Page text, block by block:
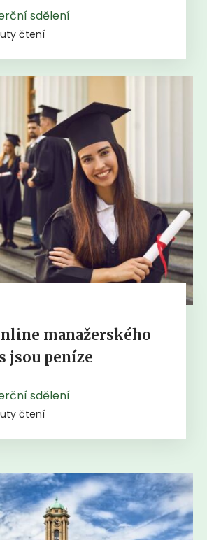
sdělení
čtení
manažerského
jsou peníze
sdělení
čtení